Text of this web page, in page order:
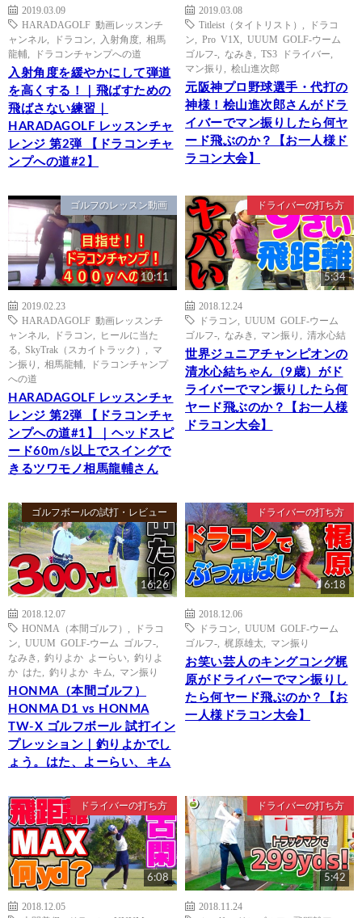
2019.03.09
HARADAGOLF 動画レッスンチ
ャンネル
ドラコン 入射角度
相馬
龍輔
ドラコンチャンプへの道
入射角度を緩やかにして弾道
を高くする！｜飛ばすための
飛ばさない練習｜
HARADAGOLF レッスンチャ
レンジ 第2弾 【ドラコンチャ
ンプへの道#2】
2019.03.08
Titleist（タイトリスト）
ドラコ
ン
Pro V1X
UUUM GOLF-ウーム
ゴルフ-
なみき TS3 ドライバー
マン振り
桧山進次郎
元阪神プロ野球選手・代打の
神様！桧山進次郎さんがドラ
イバーでマン振りしたら何ヤ
ード飛ぶのか？【お一人様ド
ラコン大会】
ゴルフのレッスン動画
10:11
2019.02.23
HARADAGOLF 動画レッスンチ
ャンネル
ドラコン
ヒールに当た
る
SkyTrak（スカイトラック）
マ
ン振り
相馬龍輔
ドラコンチャンプ
への道
HARADAGOLF レッスンチャ
レンジ 第2弾 【ドラコンチャ
ンプへの道#1】｜ヘッドスピ
ード60m/s以上でスイングで
きるツワモノ相馬龍輔さん
ドライバーの打ち方
5:34
2018.12.24
ドラコン
UUUM GOLF-ウーム
ゴルフ-
なみき マン振り 清水心結
世界ジュニアチャンピオンの
清水心結ちゃん（9歳）がド
ライバーでマン振りしたら何
ヤード飛ぶのか？【お一人様
ドラコン大会】
ゴルフボールの試打・レビュー
16:26
2018.12.07
HONMA（本間ゴルフ）
ドラコ
ン
UUUM GOLF-ウーム ゴルフ-
なみき
釣りよか よーらい
釣りよ
か はた
釣りよか キム マン振り
HONMA（本間ゴルフ）
HONMA D1 vs HONMA
TW-X ゴルフボール 試打イン
プレッション｜釣りよかでし
ょう。はた、よーらい、キム
ドライバーの打ち方
6:18
2018.12.06
ドラコン
UUUM GOLF-ウーム
ゴルフ-
梶原雄太 マン振り
お笑い芸人のキングコング梶
原がドライバーでマン振りし
たら何ヤード飛ぶのか？【お
一人様ドラコン大会】
ドライバーの打ち方
6:08
2018.12.05
ドライバーの打ち方
5:42
2018.11.24